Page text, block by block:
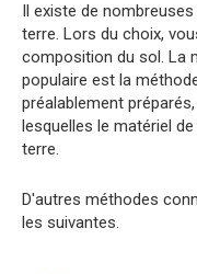
Il existe de
terre. Lors du choix,
composition du sol. La
populaire est la
préalablement
lesquelles le matériel
terre.
D'autres méthodes
les suivantes.